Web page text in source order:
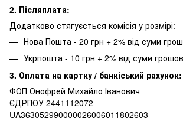
2. Післяплата:
Додатково стягуєсться комісія у розмірі:
Нова Пошта - 20 грн + 2% від суми
Укрпошта - 10 грн + 2% від суми
3. Оплата на картку / банкіський рахунок:
ФОП Онофрей Михайло Іванович
ЄДРПОУ 2441112072
UA363052990000026006011802603